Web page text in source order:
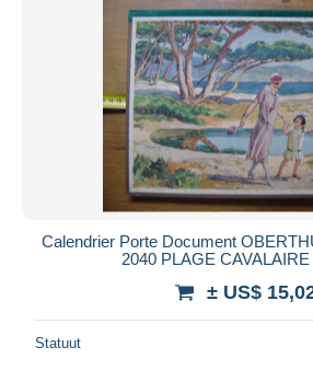
Calendrier Porte Document
2040 PLAGE
± US$
Statuut